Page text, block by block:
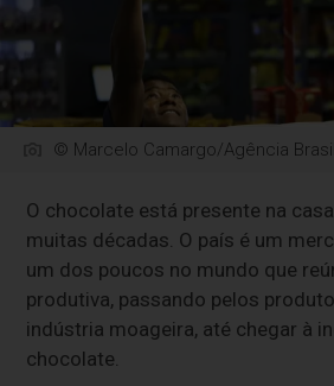
© Marcelo Camargo/Agência Brasil
O chocolate está presente na
muitas décadas. O país é um
um dos poucos no mundo que
produtiva, passando pelos
indústria moageira, até chegar à
chocolate.